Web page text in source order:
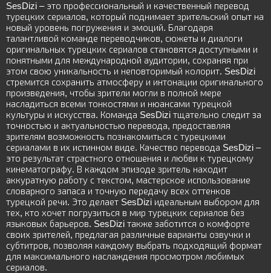
SesDizi – это профессиональный и качественный перевод
турецких сериалов, который поднимает зрительский опыт на
новый уровень погружения и эмоций. Благодаря
талантливой команде переводчиков, сюжеты и диалоги
оригинальных турецких сериалов становятся доступными и
понятными для международной аудитории, сохраняя при
этом свою уникальность и неповторимый колорит. SesDizi
стремится сохранить атмосферу и интонации оригинального
произведения, чтобы зрители могли в полной мере
насладиться всеми тонкостями и нюансами турецкой
культуры и искусства. Команда SesDizi тщательно следит за
точностью и актуальностью перевода, предоставляя
зрителям возможность познакомиться с турецкими
сериалами в их истинном виде. Качество перевода SesDizi –
это результат страстного отношения и любви к турецкому
кинематографу. В каждом эпизоде зритель находит
аккуратную работу с текстом, мастерское использование
словарного запаса и точную передачу всех оттенков
турецкой речи. Это делает SesDizi идеальным выбором для
тех, кто хочет погрузиться в мир турецких сериалов без
языковых барьеров. SesDizi также заботится о комфорте
своих зрителей, предлагая различные варианты озвучки и
субтитров, позволяя каждому выбрать подходящий формат
для максимального наслаждения просмотром любимых
сериалов.